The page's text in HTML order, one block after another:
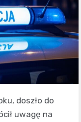
doszło do
uwagę na